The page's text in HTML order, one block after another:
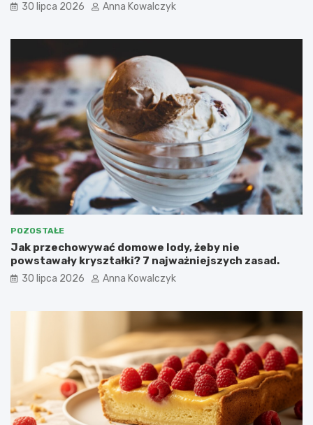
30 lipca 2026 Anna Kowalczyk
POZOSTAŁE
Jak przechowywać domowe lody, żeby nie
powstawały kryształki? 7 najważniejszych zasad.
30 lipca 2026 Anna Kowalczyk